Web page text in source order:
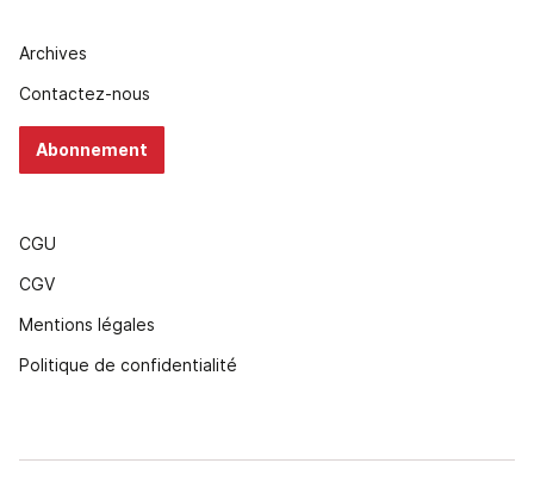
Archives
Contactez-nous
Abonnement
CGU
CGV
Mentions légales
Politique de confidentialité